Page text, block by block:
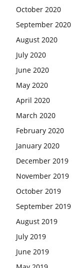
October 2020
September 2020
August 2020
July 2020
June 2020
May 2020
April 2020
March 2020
February 2020
January 2020
December 2019
November 2019
October 2019
September 2019
August 2019
July 2019
June 2019